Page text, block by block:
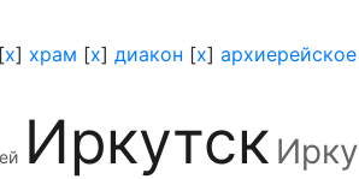
[x] храм [x] диакон [x]
Иркутск